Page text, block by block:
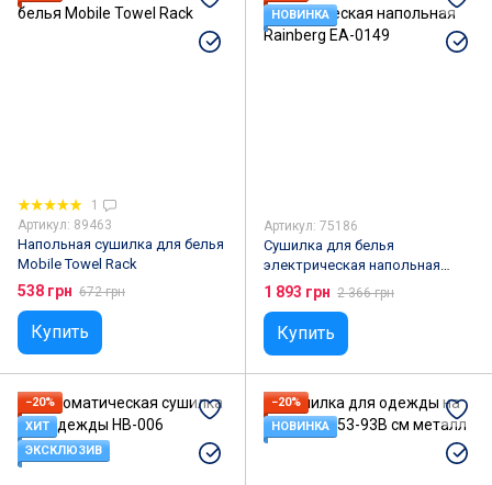
1
Артикул: 89463
Напольная сушилка для белья
Mobile Towel Rack
538 грн 672 грн
Купить
НОВИНКА
Артикул: 75186
Сушилка для белья
электрическая напольная
Rainberg EA-0149
1 893 грн 2 366 грн
Купить
−20%
ХИТ
ЭКСКЛЮЗИВ
−20%
НОВИНКА